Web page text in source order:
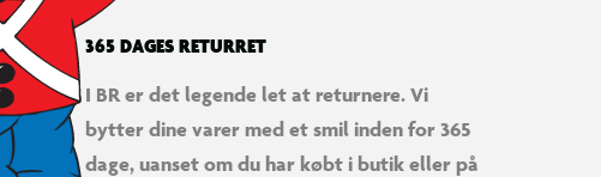
365 DAGES RETURRET
I BR er det legende let at returnere. Vi
bytter dine varer med et smil inden for 365
dage, uanset om du har købt i butik eller på